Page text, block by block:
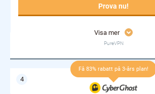
Visa mer
PureVPN
Prova nu!
Få 83% rabatt på 3-års plan!